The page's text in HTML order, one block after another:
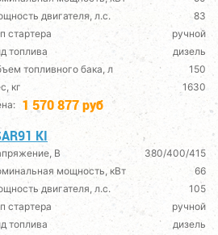
двигателя, л.с.
83
стартера
ручной
топлива
дизель
топливного бака, л
150
кг
1630
1 570 877 руб
KI
В
380/400/415
мощность, кВт
66
двигателя, л.с.
105
стартера
ручной
топлива
дизель